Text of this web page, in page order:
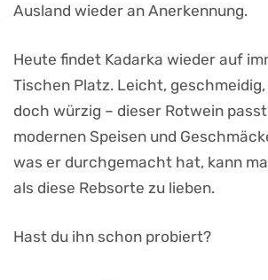
Ausland wieder an Anerkennung.
Heute findet Kadarka wieder auf
Tischen Platz. Leicht,
doch würzig – dieser Rotwein
modernen Speisen und
was er durchgemacht hat, kann
als diese Rebsorte zu lieben.
Hast du ihn schon probiert?